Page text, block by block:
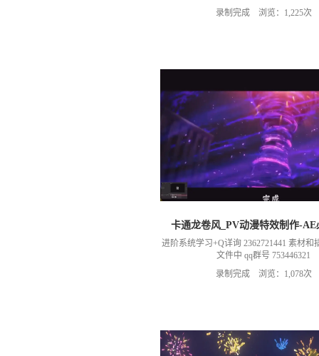
录制完成 浏览：1,225次
卡通龙卷风_PV动漫特效制作-AE
进阶系统学习+Q详询 2362721441 素材和
文件中 qq群号 753446321
录制完成 浏览：1,078次